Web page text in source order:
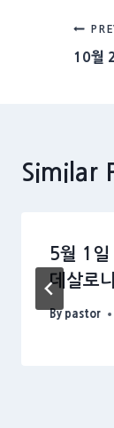
10월
Similar
5월 1
데살로
By pastor